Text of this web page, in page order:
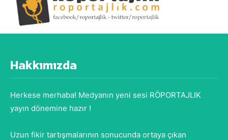
Hakkımızda
Herkese merhaba! Medyanın yeni sesi RÖPORTAJLIK
yayın dönemine hazır !
Uzun fikir tartışmalarının sonucunda ortaya çıkan